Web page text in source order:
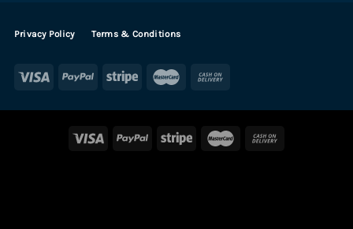
Privacy Policy Terms & Conditions